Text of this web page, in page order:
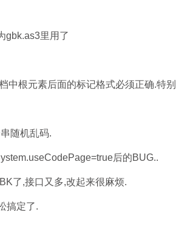
gbk.as3里用了
根元素后面的标记格式必须正确.特别
随机乱码.
后的BUG..
了,接口又多,改起来很麻烦.
搞定了.